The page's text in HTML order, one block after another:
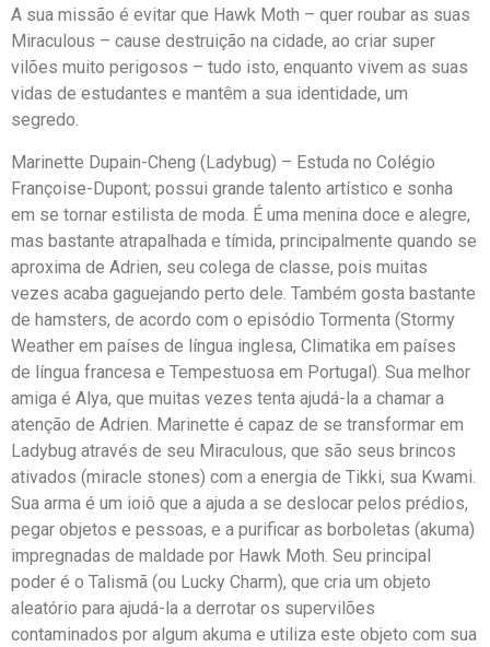
A sua missão é evitar que Hawk Moth – quer roubar as suas
Miraculous – cause destruição na cidade, ao criar super
vilões muito perigosos – tudo isto, enquanto vivem as suas
vidas de estudantes e mantêm a sua identidade, um
segredo.
Marinette Dupain-Cheng (Ladybug) – Estuda no Colégio
Françoise-Dupont; possui grande talento artístico e sonha
em se tornar estilista de moda. É uma menina doce e alegre,
mas bastante atrapalhada e tímida, principalmente quando se
aproxima de Adrien, seu colega de classe, pois muitas
vezes acaba gaguejando perto dele. Também gosta bastante
de hamsters, de acordo com o episódio Tormenta (Stormy
Weather em países de língua inglesa, Climatika em países
de língua francesa e Tempestuosa em Portugal). Sua melhor
amiga é Alya, que muitas vezes tenta ajudá-la a chamar a
atenção de Adrien. Marinette é capaz de se transformar em
Ladybug através de seu Miraculous, que são seus brincos
ativados (miracle stones) com a energia de Tikki, sua Kwami.
Sua arma é um ioiô que a ajuda a se deslocar pelos prédios,
pegar objetos e pessoas, e a purificar as borboletas (akuma)
impregnadas de maldade por Hawk Moth. Seu principal
poder é o Talismã (ou Lucky Charm), que cria um objeto
aleatório para ajudá-la a derrotar os supervilões
contaminados por algum akuma e utiliza este objeto com sua